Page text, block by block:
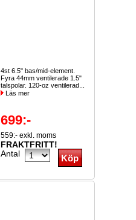
4st 6.5" bas/mid-element.
Fyra 44mm ventilerade 1.5"
talspolar. 120-oz ventilerad...
Läs mer
699:-
559:- exkl. moms
FRAKTFRITT!
Antal